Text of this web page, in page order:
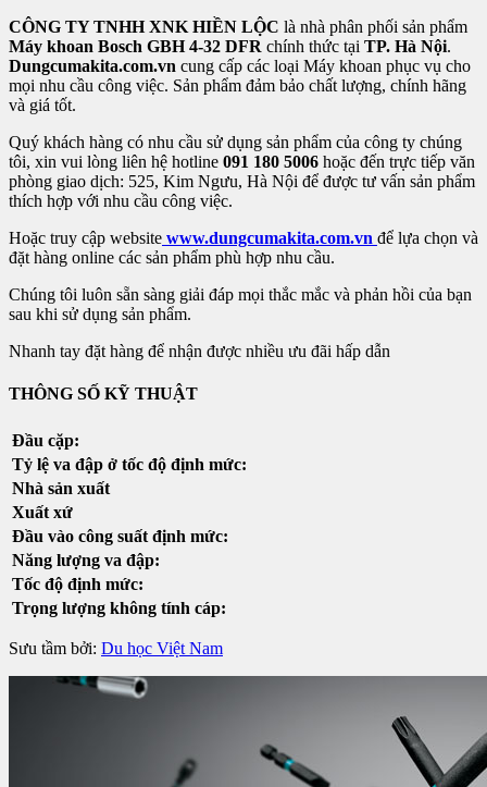
CÔNG TY TNHH XNK HIỀN LỘC là nhà phân phối sản phẩm
Máy khoan Bosch GBH 4-32 DFR chính thức tại TP. Hà Nội.
Dungcumakita.com.vn cung cấp các loại Máy khoan phục vụ cho
mọi nhu cầu công việc. Sản phẩm đảm bảo chất lượng, chính hãng
và giá tốt.
Quý khách hàng có nhu cầu sử dụng sản phẩm của công ty chúng
tôi, xin vui lòng liên hệ hotline 091 180 5006 hoặc đến trực tiếp văn
phòng giao dịch: 525, Kim Ngưu, Hà Nội để được tư vấn sản phẩm
thích hợp với nhu cầu công việc.
Hoặc truy cập website www.dungcumakita.com.vn để lựa chọn và
đặt hàng online các sản phẩm phù hợp nhu cầu.
Chúng tôi luôn sẵn sàng giải đáp mọi thắc mắc và phản hồi của bạn
sau khi sử dụng sản phẩm.
Nhanh tay đặt hàng để nhận được nhiều ưu đãi hấp dẫn
THÔNG SỐ KỸ THUẬT
Đầu cặp:
Tỷ lệ va đập ở tốc độ định mức:
Nhà sản xuất
Xuất xứ
Đầu vào công suất định mức:
Năng lượng va đập:
Tốc độ định mức:
Trọng lượng không tính cáp:
Sưu tầm bởi: Du học Việt Nam